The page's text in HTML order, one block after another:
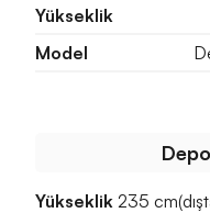
Yükseklik
Model
Yükseklik 235